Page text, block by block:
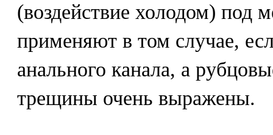
(воздействие холодом) под
применяют в том случае,
анального канала, а
трещины очень выражены.